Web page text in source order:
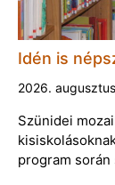
Idén is
2026.
Szünidei
program